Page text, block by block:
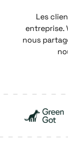
Les
entreprise.
nous